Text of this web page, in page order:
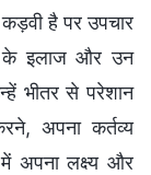
है पर उपचार
के इलाज और उन
भीतर से परेशान
अपना कर्तव्य
अपना लक्ष्य और